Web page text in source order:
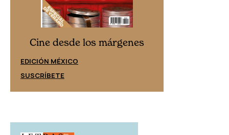
Cine desde los márgenes
EDICIÓN MÉXICO
SUSCRÍBETE